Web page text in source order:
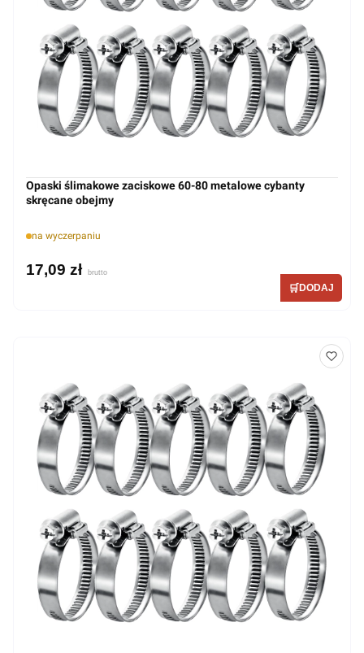
Opaski ślimakowe zaciskowe 60-80 metalowe cybanty
skręcane obejmy
na wyczerpaniu
17,09 zł